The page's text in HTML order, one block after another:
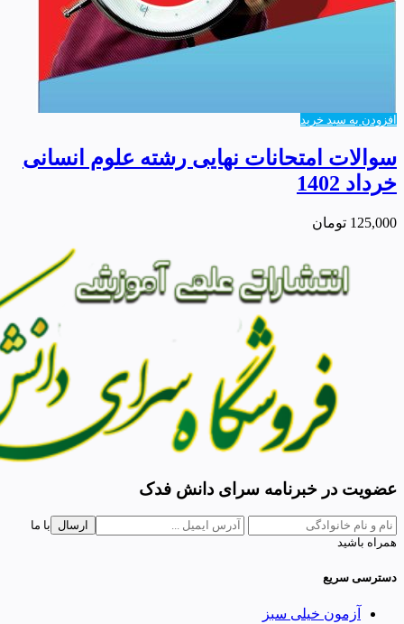
افزودن به سبد خرید
سوالات امتحانات نهایی رشته علوم انسانی
خرداد 1402
125,000 تومان
عضویت در خبرنامه سرای دانش فدک
ارسال
با ما
همراه باشید
دسترسی سریع
آزمون خیلی سبز